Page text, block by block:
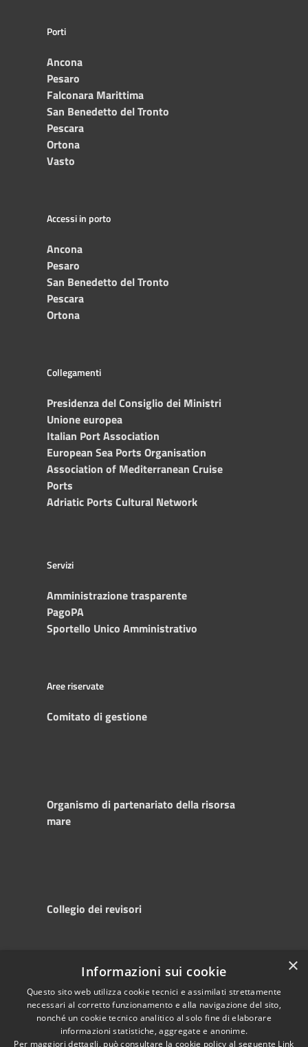
Porti
Ancona
Pesaro
Falconara Marittima
San Benedetto del Tronto
Pescara
Ortona
Vasto
Accessi in porto
Ancona
Pesaro
San Benedetto del Tronto
Pescara
Ortona
Collegamenti
Presidenza del Consiglio dei Ministri
Unione europea
Italian Port Association
European Sea Ports Organisation
Association of Mediterranean Cruise
Ports
Adriatic Ports Cultural Network
Servizi
Amministrazione trasparente
PagoPA
Sportello Unico Amministrativo
Aree riservate
Comitato di gestione
Organismo di partenariato della risorsa
mare
Collegio dei revisori
Accessibility
Privacy
Cookie
Sitemap
Copyright © 2025
Autorità di
Sistema Portuale
del Mare Adriatico
Centrale
×
Informazioni sui cookie
Questo sito web utilizza cookie tecnici e assimilati strettamente
necessari al corretto funzionamento e alla navigazione del sito,
nonché un cookie tecnico analitico al solo fine di elaborare
informazioni statistiche, aggregate e anonime.
Per maggiori dettagli, può consultare la cookie policy al seguente Link